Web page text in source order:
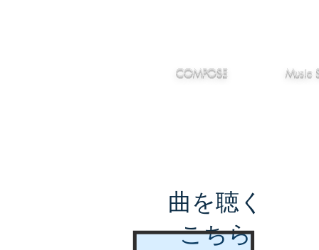
COMPOSE Music
曲を聴く
こちら